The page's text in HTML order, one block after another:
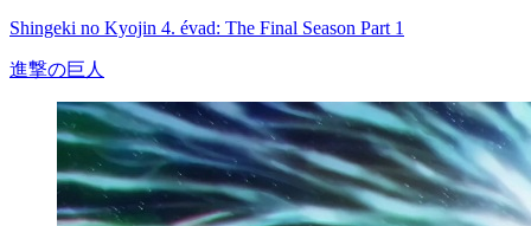
Shingeki no Kyojin 4. évad: The Final Season Part 1
進撃の巨人